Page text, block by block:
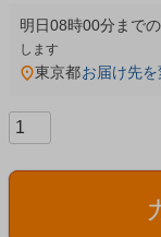
明日08時00分 まで
東京都お届け先を